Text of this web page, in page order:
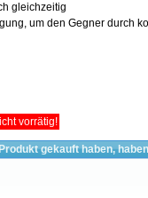
gleichzeitig
um den Gegner durch
vorrätig!
gekauft haben,